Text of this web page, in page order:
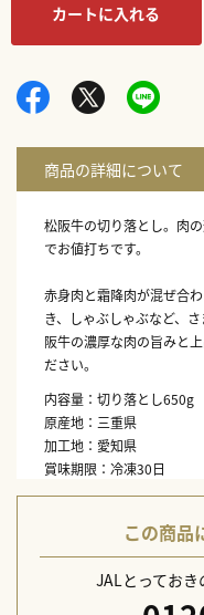
カートに入れる
松阪牛の切り落とし。肉
でお値打ちです。
赤身肉と霜降肉が混ぜ合
き、しゃぶしゃぶなど、
阪牛の濃厚な肉の旨みと
ださい。
内容量：切り落とし650g
原産地：三重県
加工地：愛知県
賞味期限：冷凍30日
保存方法：冷凍
この商品
JALとってお